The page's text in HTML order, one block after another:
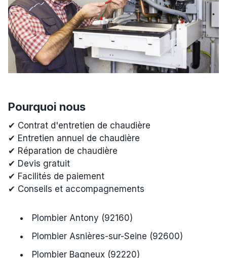
Pourquoi nous
✔ Contrat d'entretien de chaudière
✔ Entretien annuel de chaudière
✔ Réparation de chaudière
✔ Devis gratuit
✔ Facilités de paiement
✔ Conseils et accompagnements
Plombier Antony (92160)
Plombier Asnières-sur-Seine (92600)
Plombier Bagneux (92220)